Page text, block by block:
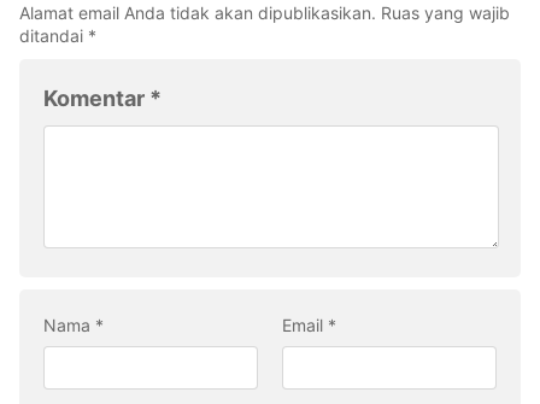
Alamat email Anda tidak akan dipublikasikan. Ruas yang wajib
ditandai *
Komentar *
Nama * Email *